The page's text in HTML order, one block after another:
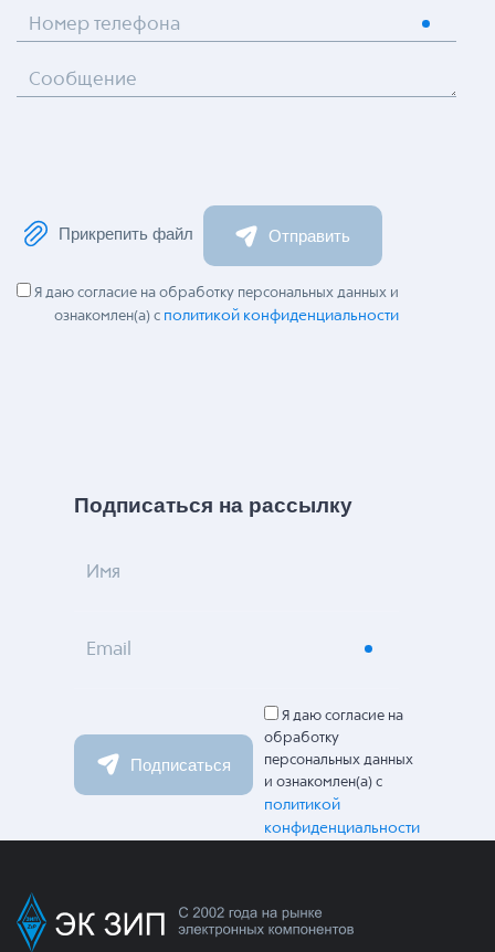
Номер телефона
Сообщение
Прикрепить файл Отправить
Я даю согласие на обработку персональных данных и
ознакомлен(а) с политикой конфиденциальности
Подписаться на рассылку
Имя
Email
Подписаться
Я даю согласие на
обработку
персональных данных
и ознакомлен(а) с
политикой
конфиденциальности